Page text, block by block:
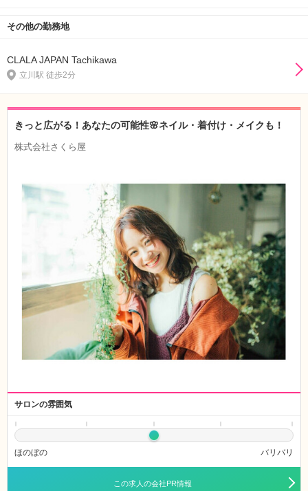
その他の勤務地
CLALA JAPAN Tachikawa
立川駅 徒歩2分
きっと広がる！あなたの可能性🌸ネイル・着付け・メイクも！
株式会社さくら屋
サロンの雰囲気
ほのぼの バリバリ
この求人の会社PR情報